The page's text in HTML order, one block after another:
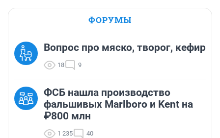
ФОРУМЫ
Вопрос про мяско, творог, кефир
18 9
ФСБ нашла производство
фальшивых Marlboro и Kent на
₽800 млн
1 235 40